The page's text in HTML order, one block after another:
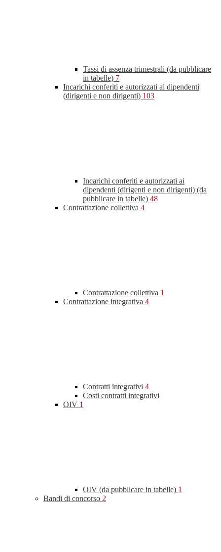
Tassi di assenza trimestrali (da pubblicare
in tabelle) 7
Incarichi conferiti e autorizzati ai dipendenti
(dirigenti e non dirigenti) 103
Incarichi conferiti e autorizzati ai
dipendenti (dirigenti e non dirigenti) (da
pubblicare in tabelle) 48
Contrattazione collettiva 4
Contrattazione collettiva 1
Contrattazione integrativa 4
Contratti integrativi 4
Costi contratti integrativi
OIV 1
OIV (da pubblicare in tabelle) 1
Bandi di concorso 2